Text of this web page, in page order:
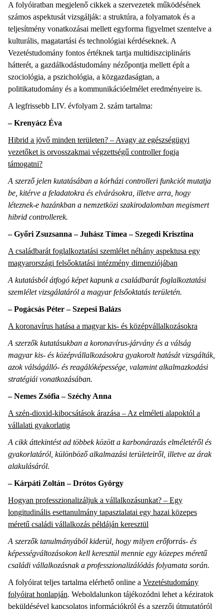
A folyóiratban megjelenő cikkek a szervezetek működésének
számos aspektusát vizsgálják: a struktúra, a folyamatok és a
teljesítmény vonatkozásai mellett egyforma figyelmet szentelve a
kulturális, magatartási és technológiai kérdéseknek. A
Vezetéstudomány fontos értéknek tartja multidiszciplináris
hátterét, a gazdálkodástudomány nézőpontja mellett épít a
szociológia, a pszichológia, a közgazdaságtan, a
politikatudomány és a kommunikációelmélet eredményeire is.
A legfrissebb LIV. évfolyam 2. szám tartalma:
– Krenyácz Éva
Hibrid a jövő minden területen? – Avagy az egészségügyi
vezetőket is orvosszakmai végzettségű controller fogja
támogatni?
A szerző jelen kutatásában a kórházi controlleri funkciót mutatja
be, kitérve a feladatokra és elvárásokra, illetve arra, hogy
léteznek-e hazánkban a nemzetközi szakirodalomban megismert
hibrid controllerek.
– Győri Zsuzsanna – Juhász Tímea – Szegedi Krisztina
A családbarát foglalkoztatási szemlélet néhány aspektusa egy
magyarországi felsőoktatási intézmény dimenziójában
A kutatásból átfogó képet kapunk a családbarát foglalkoztatási
szemlélet vizsgálatáról a magyar felsőoktatás területén.
– Pogácsás Péter – Szepesi Balázs
A koronavírus hatása a magyar kis- és középvállalkozásokra
A szerzők kutatásukban a koronavírus-járvány és a válság
magyar kis- és középvállalkozásokra gyakorolt hatását vizsgálták,
azok válságálló- és reagálóképessége, valamint alkalmazkodási
stratégiái vonatkozásában.
– Nemes Zsófia – Széchy Anna
A szén-dioxid-kibocsátások árazása – Az elméleti alapoktól a
vállalati gyakorlatig
A cikk áttekintést ad többek között a karbonárazás elméletéről és
gyakorlatáról, különböző alkalmazási területeiről, illetve az árak
alakulásáról.
– Kárpáti Zoltán – Drótos György
Hogyan professzionalizáljuk a vállalkozásunkat? – Egy
longitudinális esettanulmány tapasztalatai egy hazai közepes
méretű családi vállalkozás példáján keresztül
A szerzők tanulmányából kiderül, hogy milyen erőforrás- és
képességváltozásokon kell keresztül mennie egy közepes méretű
családi vállalkozásnak a professzionalizálódás folyamata során.
A folyóirat teljes tartalma elérhető online a Vezetéstudomány
folyóirat honlapján. Weboldalunkon tájékozódni lehet a kéziratok
beküldésével kapcsolatos információkról és a szerzői útmutatóról